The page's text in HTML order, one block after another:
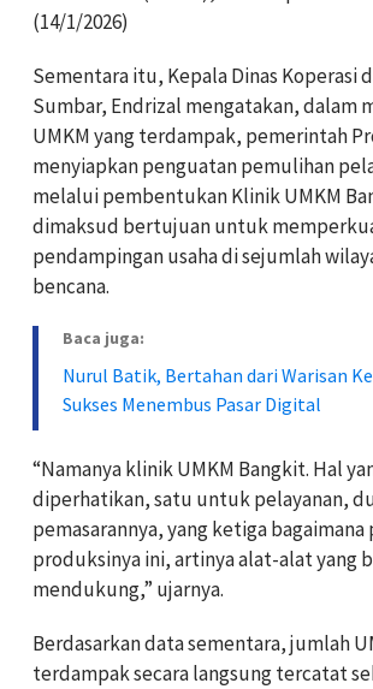
(14/1/2026)
Sementara itu, Kepala Dinas Koperasi
Sumbar, Endrizal mengatakan, dalam
UMKM yang terdampak, pemerintah
menyiapkan penguatan pemulihan
melalui pembentukan Klinik UMKM
dimaksud bertujuan untuk
pendampingan usaha di sejumlah
bencana.
Baca juga:
Nurul Batik, Bertahan dari Warisan
Sukses Menembus Pasar Digital
“Namanya klinik UMKM Bangkit. Hal
diperhatikan, satu untuk pelayanan,
pemasarannya, yang ketiga bagaimana
produksinya ini, artinya alat-alat yang
mendukung,” ujarnya.
Berdasarkan data sementara, jumlah
terdampak secara langsung tercatat